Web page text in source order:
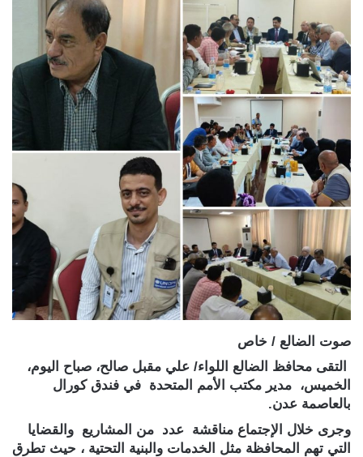
صوت الضالع / خاص
التقى محافظ الضالع اللواء/ علي مقبل صالح، صباح اليوم،
الخميس، مدير مكتب الأمم المتحدة في فندق كورال
بالعاصمة عدن.
وجرى خلال الإجتماع مناقشة عدد من المشاريع والقضايا
التي تهم المحافظة مثل الخدمات والبنية التحتية ، حيث تطرق